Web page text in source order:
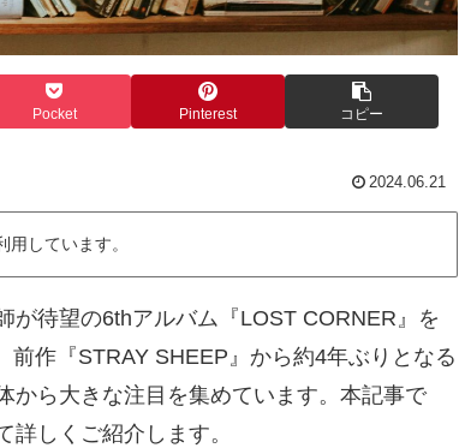
Pocket Pinterest コピー
2024.06.21
しています。
が待望の6thアルバム『LOST CORNER』を
作『STRAY SHEEP』から約4年ぶりとなる
から大きな注目を集めています。本記事で
しくご紹介します。